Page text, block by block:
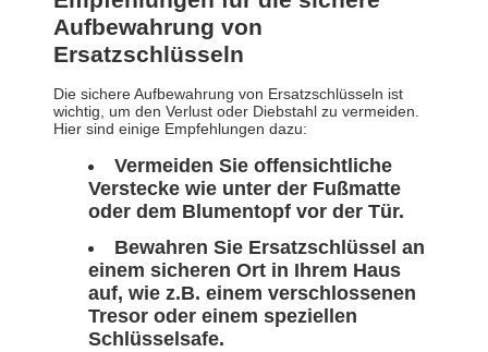
Aufbewahrung von
Ersatzschlüsseln
Die sichere Aufbewahrung von Ersatzschlüsseln ist
wichtig, um den Verlust oder Diebstahl zu vermeiden.
Hier sind einige Empfehlungen dazu:
Vermeiden Sie offensichtliche
Verstecke wie unter der Fußmatte
oder dem Blumentopf vor der Tür.
Bewahren Sie Ersatzschlüssel an
einem sicheren Ort in Ihrem Haus
auf, wie z.B. einem verschlossenen
Tresor oder einem speziellen
Schlüsselsafe.